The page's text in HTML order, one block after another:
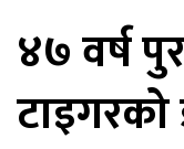
४७ वर्ष
टाइगरको